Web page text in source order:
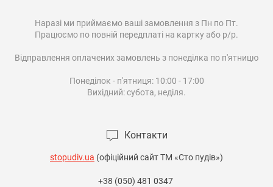
Наразі ми приймаємо ваші замовлення з Пн по Пт.
Працюємо по повній передплаті на картку або р/р.
Відправлення оплачених замовлень з понеділка по п'ятницю
Понеділок - п'ятниця: 10:00 - 17:00
Вихідний: субота, неділя.
Контакти
stopudiv.ua (офіційний сайт ТМ «Сто пудів»)
+38 (050) 481 0347